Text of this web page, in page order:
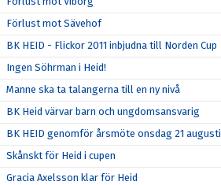
Förlust mot Sävehof
BK HEID - Flickor 2011 inbjudna till Norden Cup
Ingen Söhrman i Heid!
Manne ska ta talangerna till en ny nivå
BK Heid värvar barn och ungdomsansvarig
BK HEID genomför årsmöte onsdag 21 augusti
Skånskt för Heid i cupen
Gracia Axelsson klar för Heid